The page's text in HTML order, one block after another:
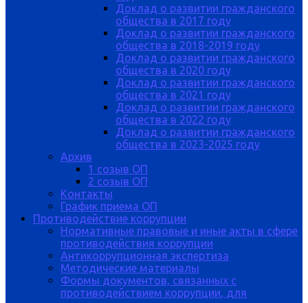
Доклад о развитии гражданского
общества в 2017 году
Доклад о развитии гражданского
общества в 2018-2019 году
Доклад о развитии гражданского
общества в 2020 году
Доклад о развитии гражданского
общества в 2021 году
Доклад о развитии гражданского
общества в 2022 году
Доклад о развитии гражданского
общества в 2023-2025 году
Архив
1 созыв ОП
2 созыв ОП
Контакты
График приема ОП
Противодействие коррупции
Нормативные правовые и иные акты в сфере
противодействия коррупции
Антикоррупционная экспертиза
Методические материалы
Формы документов, связанных с
противодействием коррупции, для